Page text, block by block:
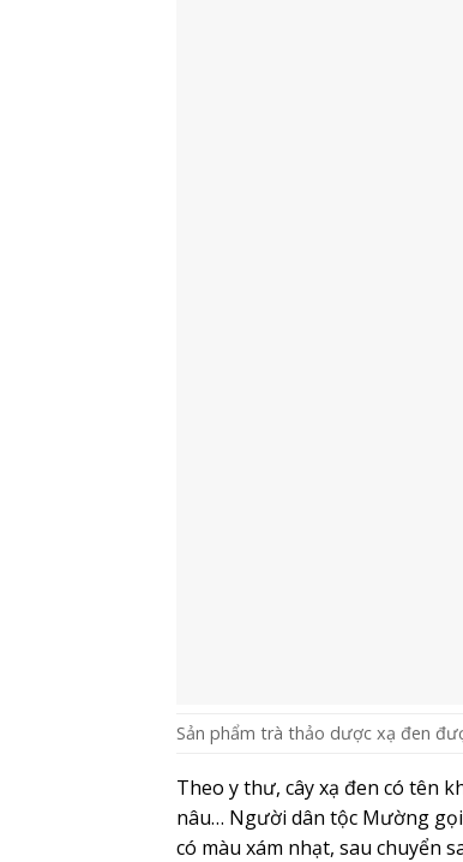
Sản phẩm trà thảo dược xạ đen
Theo y thư, cây xạ đen có tên
nâu… Người dân tộc Mường gọi
có màu xám nhạt, sau chuyển